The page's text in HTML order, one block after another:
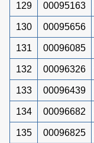
129 00095163
130 00095656
131 00096085
132 00096326
133 00096439
134 00096682
135 00096825